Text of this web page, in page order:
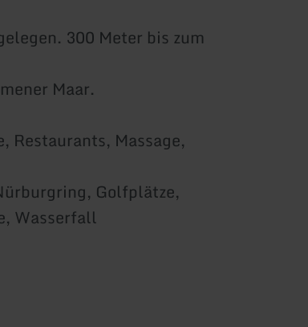
300 Meter bis zum
Maar.
Massage,
Golfplätze,
Wasserfall